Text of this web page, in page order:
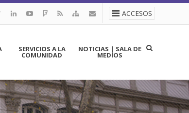
ACCESOS
SERVICIOS A LA
COMUNIDAD
NOTICIAS | SALA DE
MEDIOS